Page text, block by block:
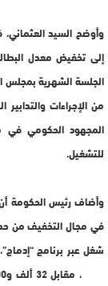
وأوضح السيد
إلى تخفيض معدل
الجلسة الشهرية بمجلس
من الإجراءات
المجهود الحكومي في
للتشغيل.
وأضاف رئيس الحكومة